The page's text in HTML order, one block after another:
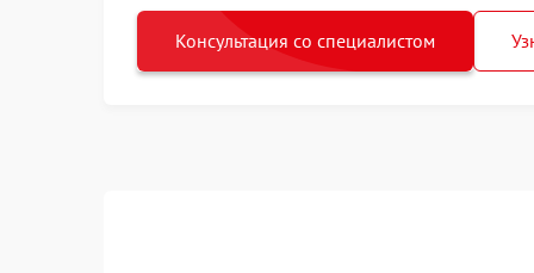
Консультация со специалистом